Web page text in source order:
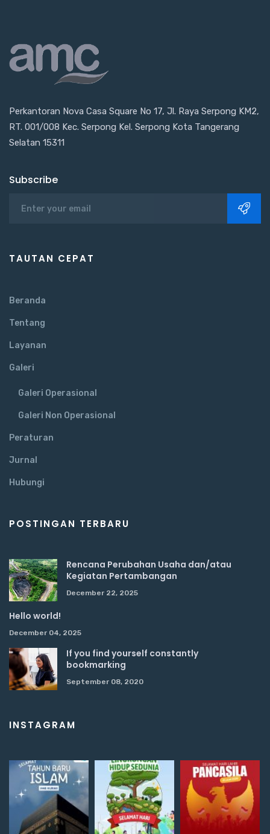
Perkantoran Nova Casa Square No 17, Jl. Raya Serpong KM2,
RT. 001/008 Kec. Serpong Kel. Serpong Kota Tangerang
Selatan 15311
Subscribe
TAUTAN CEPAT
Beranda
Tentang
Layanan
Galeri
Galeri Operasional
Galeri Non Operasional
Peraturan
Jurnal
Hubungi
POSTINGAN TERBARU
Rencana Perubahan Usaha dan/atau
Kegiatan Pertambangan
December 22, 2025
Hello world!
December 04, 2025
If you find yourself constantly
bookmarking
September 08, 2020
INSTAGRAM